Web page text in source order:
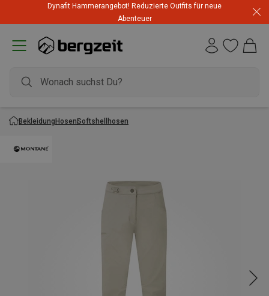
Dynafit Hammerangebot! Reduzierte Outfits für neue
Abenteuer
BekleidungHosenSoftshellhosen